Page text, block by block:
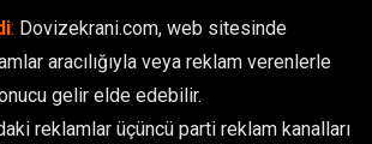
: Dovizekrani.com, web sitesinde
aracılığıyla veya reklam verenlerle
gelir elde edebilir.
reklamlar üçüncü parti reklam kanalları